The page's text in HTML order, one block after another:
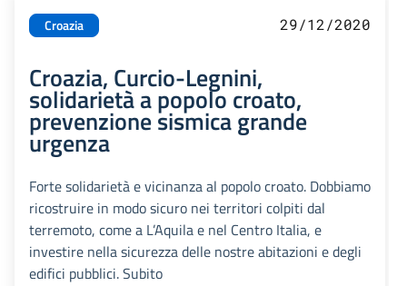
Croazia 29/12/2020
Croazia, Curcio-Legnini,
solidarietà a popolo croato,
prevenzione sismica grande
urgenza
Forte solidarietà e vicinanza al popolo croato. Dobbiamo
ricostruire in modo sicuro nei territori colpiti dal
terremoto, come a L’Aquila e nel Centro Italia, e
investire nella sicurezza delle nostre abitazioni e degli
edifici pubblici. Subito